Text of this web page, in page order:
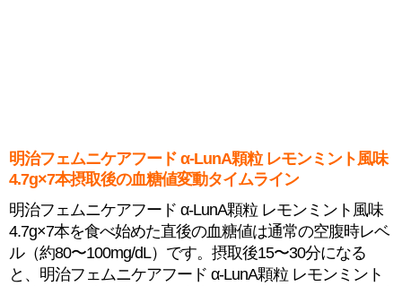
明治フェムニケアフード α-LunA顆粒 レモンミント風味
4.7g×7本摂取後の血糖値変動タイムライン
明治フェムニケアフード α-LunA顆粒 レモンミント風味
4.7g×7本を食べ始めた直後の血糖値は通常の空腹時レベ
ル（約80〜100mg/dL）です。摂取後15〜30分になる
と、明治フェムニケアフード α-LunA顆粒 レモンミント